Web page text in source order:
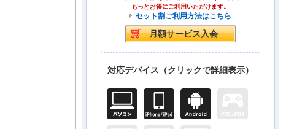
もっとお得にご利用いただけます。
セット割ご利用方法はこちら
対応デバイス（クリックで詳細表示）